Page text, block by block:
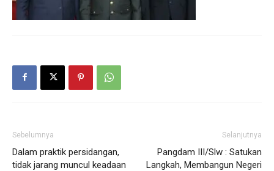
Sebelumnya
Dalam praktik persidangan,
tidak jarang muncul keadaan
Selanjutnya
Pangdam III/Slw : Satukan
Langkah, Membangun Negeri